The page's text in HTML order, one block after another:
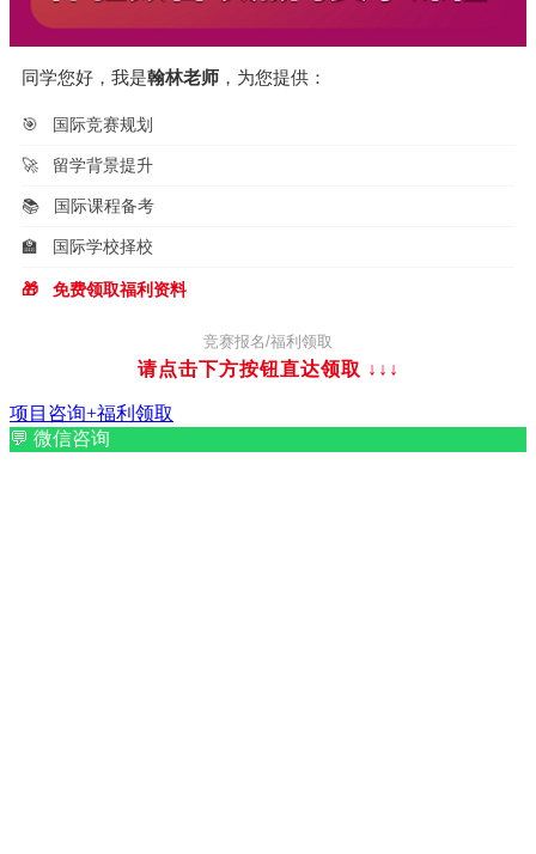
同学您好，我是翰林老师 ，为您提供：
🎯 国际竞赛规划
🚀 留学背景提升
📚 国际课程备考
🏫 国际学校择校
🎁 免费领取福利资料
竞赛报名/福利领取
请点击下方按钮直达领取 ↓↓↓
项目咨询+福利领取
💬 微信咨询